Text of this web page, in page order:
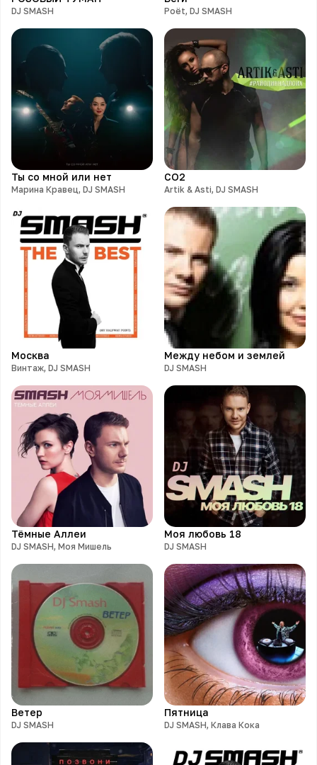
DJ SMASH Poët, DJ SMASH
Ты со мной или нет
Марина Кравец, DJ SMASH
CO2
Artik & Asti, DJ SMASH
Москва
Винтаж, DJ SMASH
Между небом и землей
DJ SMASH
Тёмные Аллеи
DJ SMASH, Моя Мишель
Моя любовь 18
DJ SMASH
Ветер
DJ SMASH
Пятница
DJ SMASH, Клава Кока